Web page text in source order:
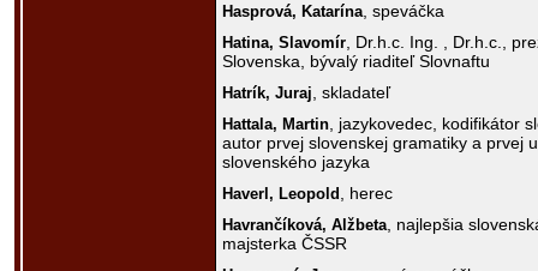
Hasprová, Katarína , speváčka
Hatina, Slavomír , Dr.h.c. Ing. , Dr.h.c.,
Slovenska, bývalý riaditeľ Slovnaftu
Hatrík, Juraj , skladateľ
Hattala, Martin , jazykovedec, kodifikátor
autor prvej slovenskej gramatiky a prvej
slovenského jazyka
Haverl, Leopold , herec
Havrančíková, Alžbeta , najlepšia
majsterka ČSSR